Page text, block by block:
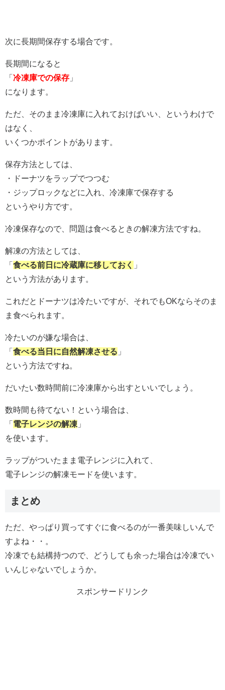
次に長期間保存する場合です。
長期間になると
「 冷凍庫での保存 」
になります。
ただ、そのまま冷凍庫に入れておけばいい、というわけで
はなく、
いくつかポイントがあります。
保存方法としては、
・ドーナツをラップでつつむ
・ジップロックなどに入れ、冷凍庫で保存する
というやり方です。
冷凍保存なので、問題は食べるときの解凍方法ですね。
解凍の方法としては、
「 食べる前日に冷蔵庫に移しておく
」
という方法があります。
これだとドーナツは冷たいですが、それでもOKならそのま
ま食べられます。
冷たいのが嫌な場合は、
「 食べる当日に自然解凍させる 」
という方法ですね。
だいたい数時間前に冷凍庫から出すといいでしょう。
数時間も待てない！という場合は、
「 電子レンジの解凍 」
を使います。
ラップがついたまま電子レンジに入れて、
電子レンジの解凍モードを使います。
まとめ
ただ、やっぱり買ってすぐに食べるのが一番美味しいんで
すよね・・。
冷凍でも結構持つので、どうしても余った場合は冷凍でい
いんじゃないでしょうか。
スポンサードリンク